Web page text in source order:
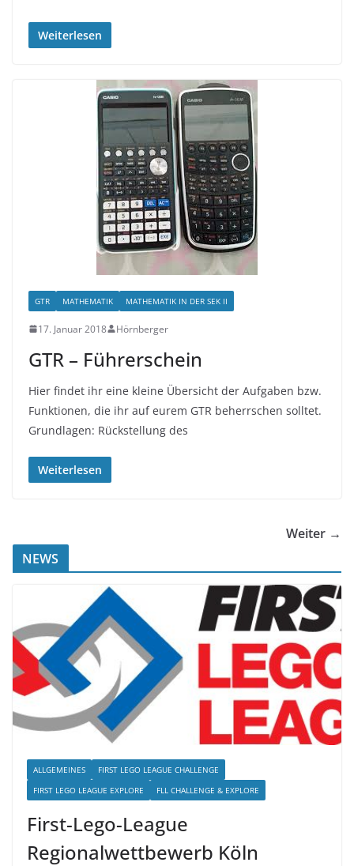
Weiterlesen
GTR MATHEMATIK MATHEMATIK IN DER SEK II
17. Januar 2018 Hörnberger
GTR – Führerschein
Hier findet ihr eine kleine Übersicht der Aufgaben bzw.
Funktionen, die ihr auf eurem GTR beherrschen solltet.
Grundlagen: Rückstellung des
Weiterlesen
Weiter →
NEWS
ALLGEMEINES
FIRST LEGO LEAGUE CHALLENGE
FIRST LEGO LEAGUE EXPLORE
FLL CHALLENGE & EXPLORE
First-Lego-League
Regionalwettbewerb Köln